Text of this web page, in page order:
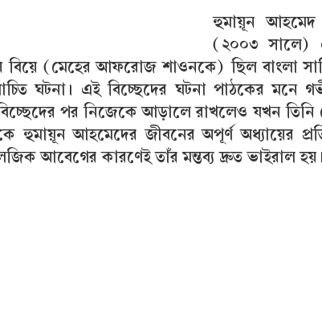
হুমায়ূন আহমেদ
(২০০৩ সালে)
বিয়ে (মেহের আফরোজ শাওনকে) ছিল বাংলা
ঘটনা। এই বিচ্ছেদের ঘটনা পাঠকের মনে
পর নিজেকে আড়ালে রাখলেও যখন
হুমায়ূন আহমেদের জীবনের অপূর্ণ অধ্যায়ের
আবেগের কারণেই তাঁর মন্তব্য দ্রুত ভাইরাল হয়।